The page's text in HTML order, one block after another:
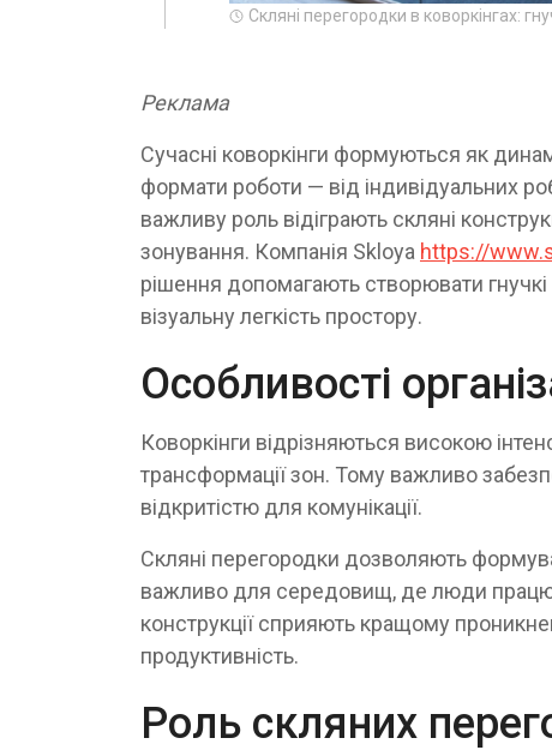
Скляні перегородки в коворкінгах:
Реклама
Сучасні коворкінги формуються як
формати роботи — від індивідуальних
важливу роль відіграють скляні
зонування. Компанія Skloya https://
рішення допомагають створювати
візуальну легкість простору.
Особливості
Коворкінги відрізняються високою
трансформації зон. Тому важливо
відкритістю для комунікації.
Скляні перегородки дозволяють
важливо для середовищ, де люди
конструкції сприяють кращому
продуктивність.
Роль скляних